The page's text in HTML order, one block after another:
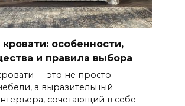
особенности,
и правила выбора
— это не просто
а выразительный
сочетающий в себе